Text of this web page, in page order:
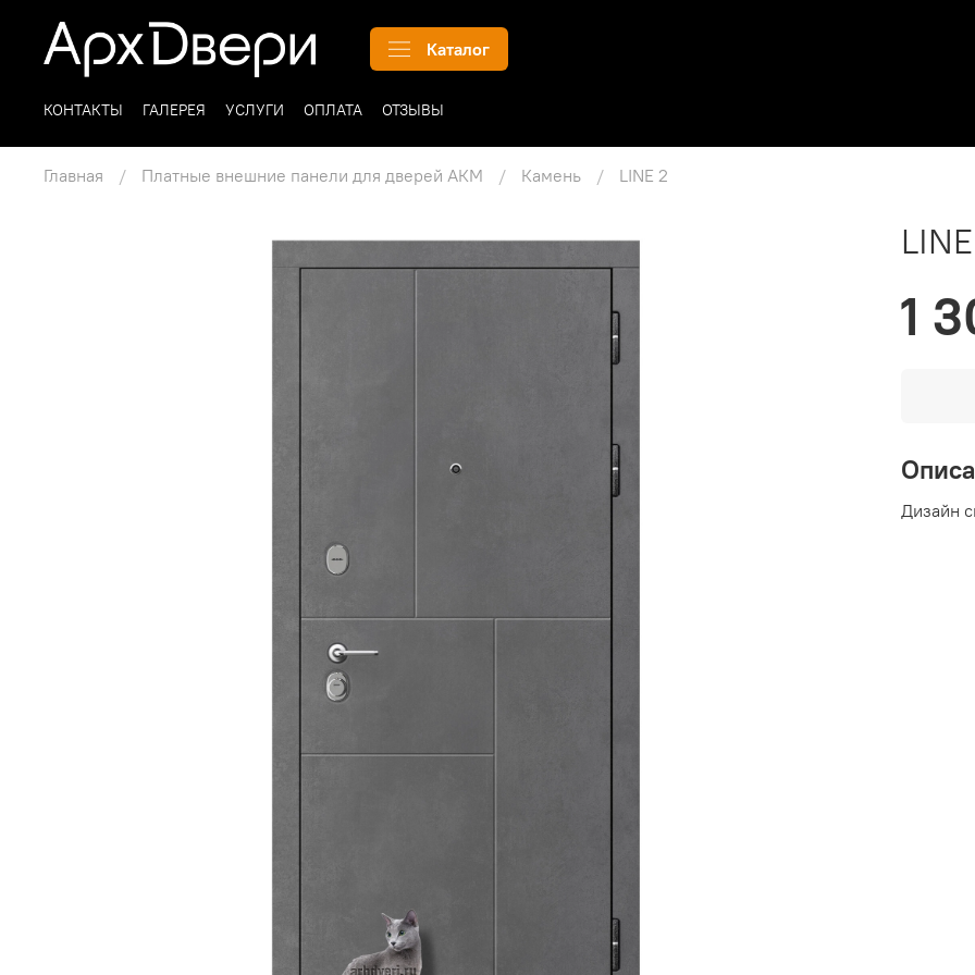
Каталог
КОНТАКТЫ ГАЛЕРЕЯ УСЛУГИ ОПЛАТА ОТЗЫВЫ
Главная Платные внешние панели для дверей АКМ Камень LINE 2
1
Дизайн